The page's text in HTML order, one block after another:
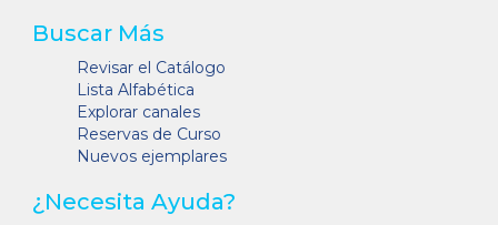
Buscar Más
Revisar el Catálogo
Lista Alfabética
Explorar canales
Reservas de Curso
Nuevos ejemplares
¿Necesita Ayuda?